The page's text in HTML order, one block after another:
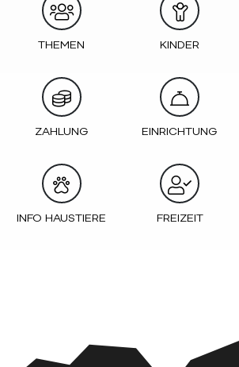
THEMEN KINDER
ZAHLUNG EINRICHTUNG
INFO HAUSTIERE FREIZEIT